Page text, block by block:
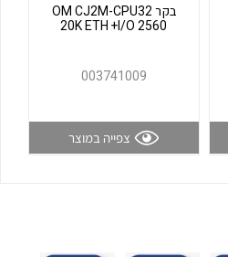
לכל מוצרי היצרן
בקר OM CJ2M-CPU32
20K ETH +I/O 2560
003741009
צפייה במוצר